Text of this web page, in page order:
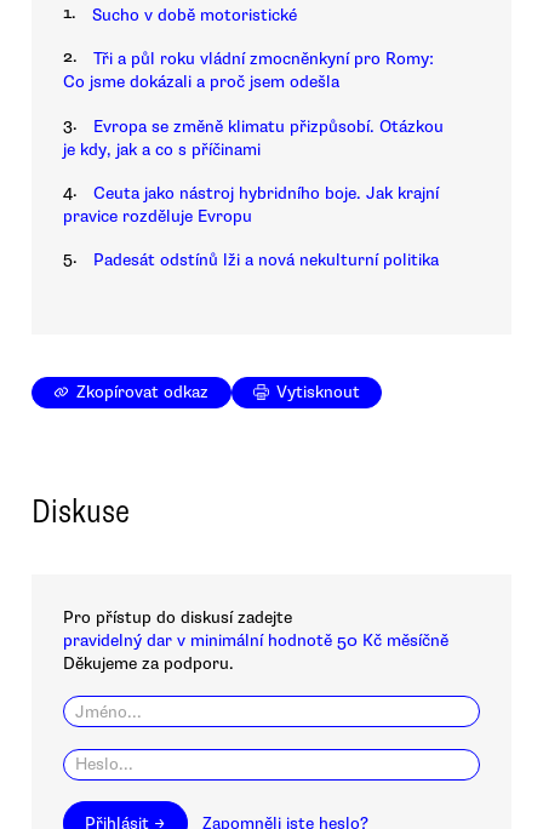
1. Sucho v době motoristické
2.
Tři a půl roku vládní zmocněnkyní pro Romy:
Co jsme dokázali a proč jsem odešla
3.
Evropa se změně klimatu přizpůsobí. Otázkou
je kdy, jak a co s příčinami
4.
Ceuta jako nástroj hybridního boje. Jak krajní
pravice rozděluje Evropu
5. Padesát odstínů lži a nová nekulturní politika
Zkopírovat odkaz Vytisknout
Diskuse
Pro přístup do diskusí zadejte
pravidelný dar v minimální hodnotě 50 Kč měsíčně
Děkujeme za podporu.
Přihlásit → Zapomněli jste heslo?